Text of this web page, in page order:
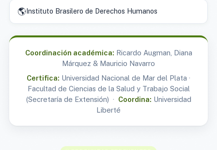
🌎Instituto Brasilero de Derechos Humanos
Coordinación académica: Ricardo Augman, Diana
Márquez & Mauricio Navarro
Certifica: Universidad Nacional de Mar del Plata ·
Facultad de Ciencias de la Salud y Trabajo Social
(Secretaría de Extensión) · Coordina: Universidad
Liberté